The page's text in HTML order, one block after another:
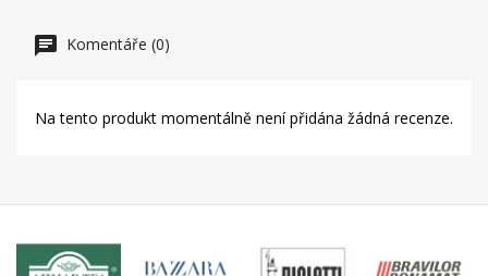
Komentáře (0)
Na tento produkt momentálně není přidána žádná recenze.